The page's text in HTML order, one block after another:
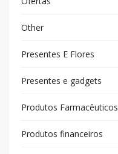
Other
Presentes E Flores
Presentes e gadgets
Produtos Farmacêuticos
Produtos financeiros